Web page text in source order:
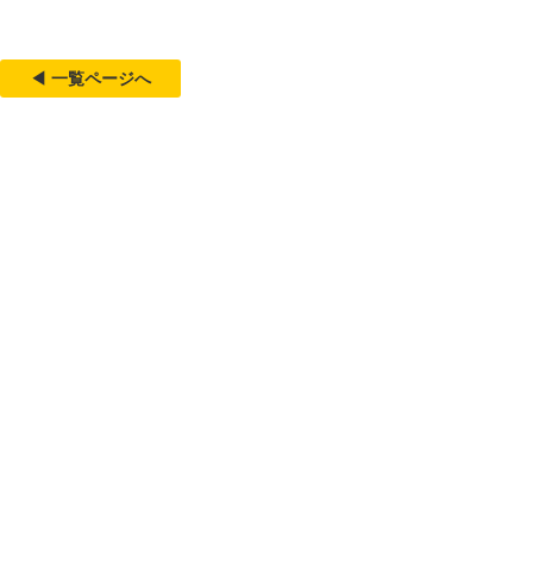
◀ 一覧ページへ